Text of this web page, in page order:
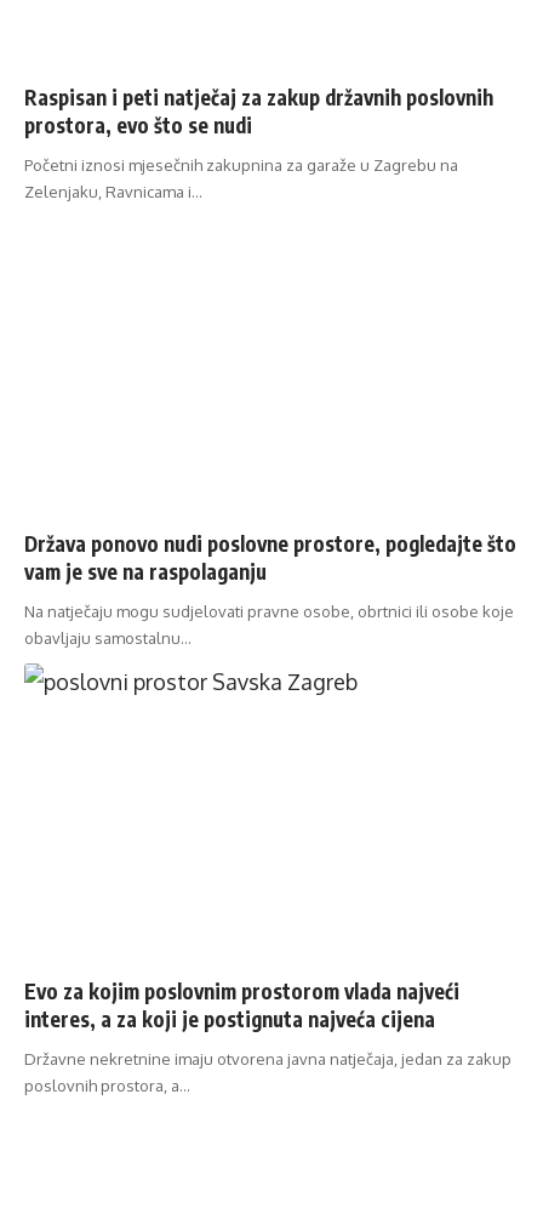
Raspisan i peti natječaj za zakup državnih poslovnih
prostora, evo što se nudi
Početni iznosi mjesečnih zakupnina za garaže u Zagrebu na
Zelenjaku, Ravnicama i…
Država ponovo nudi poslovne prostore, pogledajte što
vam je sve na raspolaganju
Na natječaju mogu sudjelovati pravne osobe, obrtnici ili osobe koje
obavljaju samostalnu…
Evo za kojim poslovnim prostorom vlada najveći
interes, a za koji je postignuta najveća cijena
Državne nekretnine imaju otvorena javna natječaja, jedan za zakup
poslovnih prostora, a…